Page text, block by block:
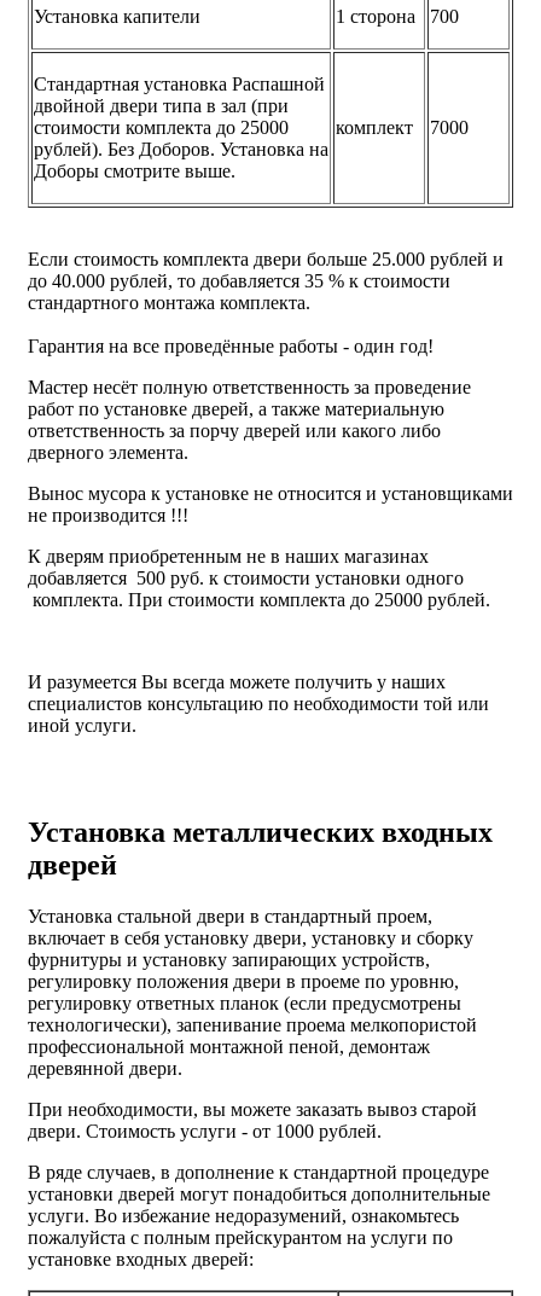
Установка капители 1 сторона 700
Стандартная установка Распашной
двойной двери типа в зал (при
стоимости комплекта до 25000
рублей). Без Доборов. Установка на
Доборы смотрите выше.
комплект 7000
Если стоимость комплекта двери больше 25.000 рублей и
до 40.000 рублей, то добавляется 35 % к стоимости
стандартного монтажа комплекта.
Гарантия на все проведённые работы - один год!
Мастер несёт полную ответственность за проведение
работ по установке дверей, а также материальную
ответственность за порчу дверей или какого либо
дверного элемента.
Вынос мусора к установке не относится и установщиками
не производится !!!
К дверям приобретенным не в наших магазинах
добавляется 500 руб. к стоимости установки одного
комплекта. При стоимости комплекта до 25000 рублей.
И разумеется Вы всегда можете получить у наших
специалистов консультацию по необходимости той или
иной услуги.
Установка металлических входных
дверей
Установка стальной двери в стандартный проем,
включает в себя установку двери, установку и сборку
фурнитуры и установку запирающих устройств,
регулировку положения двери в проеме по уровню,
регулировку ответных планок (если предусмотрены
технологически), запенивание проема мелкопористой
профессиональной монтажной пеной, демонтаж
деревянной двери.
При необходимости, вы можете заказать вывоз старой
двери. Стоимость услуги - от 1000 рублей.
В ряде случаев, в дополнение к стандартной процедуре
установки дверей могут понадобиться дополнительные
услуги. Во избежание недоразумений, ознакомьтесь
пожалуйста с полным прейскурантом на услуги по
установке входных дверей: